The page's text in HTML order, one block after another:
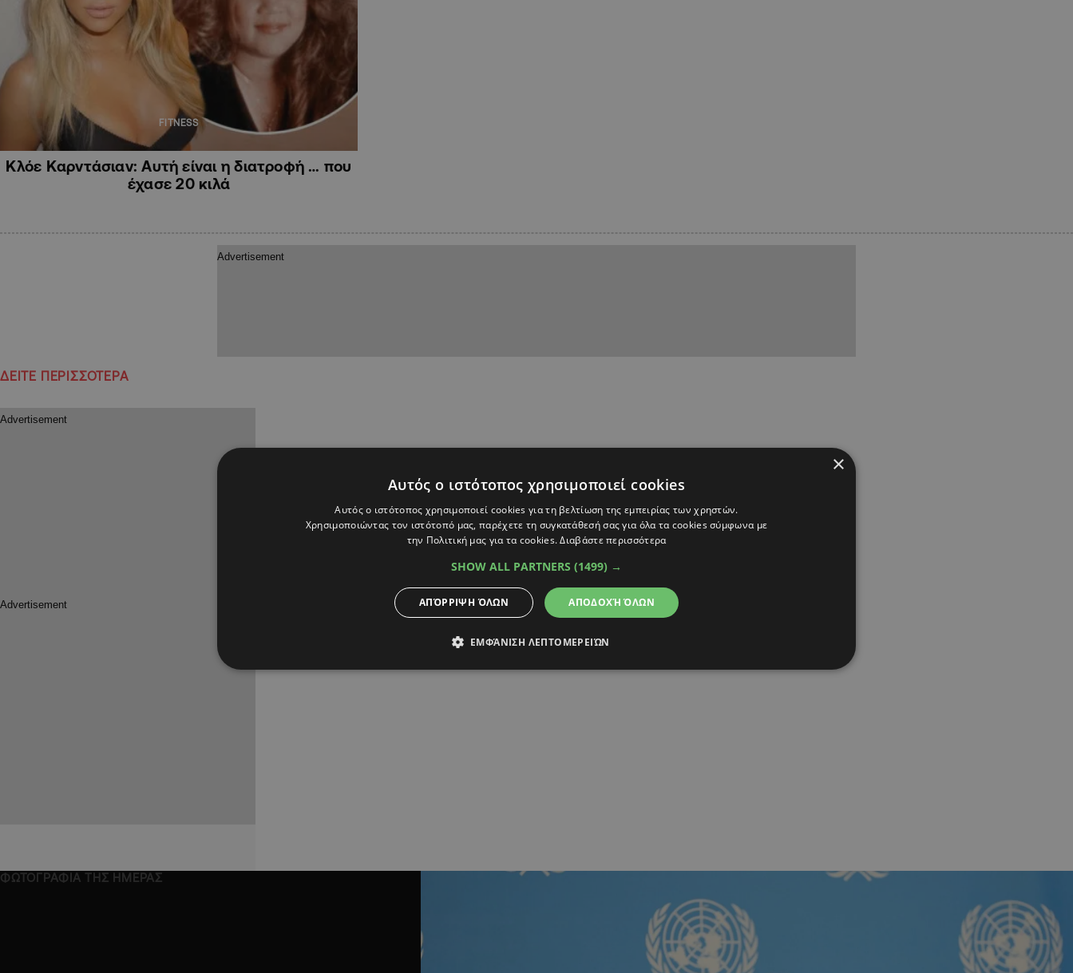
FITNESS
Κλόε Καρντάσιαν: Αυτή είναι η διατροφή … που
έχασε 20 κιλά
ΔΕΙΤΕ ΠΕΡΙΣΣΟΤΕΡΑ
ΦΩΤΟΓΡΑΦΙΑ ΤΗΣ ΗΜΕΡΑΣ
×
Αυτός ο ιστότοπος χρησιμοποιεί cookies
Αυτός ο ιστότοπος χρησιμοποιεί cookies για τη βελτίωση της εμπειρίας των χρηστών.
Χρησιμοποιώντας τον ιστότοπό μας, παρέχετε τη συγκατάθεσή σας για όλα τα cookies σύμφωνα με
την Πολιτική μας για τα cookies.Διαβάστε περισσότερα
SHOW ALL PARTNERS (1499) →
ΑΠΟΔΟΧΉ ΌΛΩΝ
ΑΠΌΡΡΙΨΗ ΌΛΩΝ
ΕΜΦΆΝΙΣΗ ΛΕΠΤΟΜΕΡΕΙΏΝ